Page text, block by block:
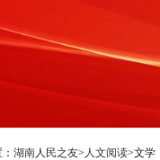
湖南人民之友> 人文阅读>文学